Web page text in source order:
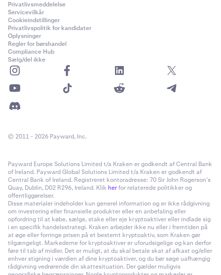
Privatlivsmeddelelse
Servicevilkår
Cookieindstillinger
Privatlivspolitik for kandidater
Oplysninger
Regler for børshandel
Compliance Hub
Sælg/del ikke
© 2011 - 2026 Payward, Inc.
Payward Europe Solutions Limited t/a Kraken er godkendt af Central Bank
of Ireland. Payward Global Solutions Limited t/a Kraken er godkendt af
Central Bank of Ireland. Registreret kontoradresse: 70 Sir John Rogerson’s
Quay, Dublin, D02 R296, Ireland. Klik herfor relaterede politikker og
offentliggørelser.
Disse materialer indeholder kun generel information og er ikke rådgivning
om investering eller finansielle produkter eller en anbefaling eller
opfordring til at købe, sælge, stake eller eje kryptoaktiver eller indlade sig
i en specifik handelsstrategi. Kraken arbejder ikke nu eller i fremtiden på
at øge eller forringe prisen på et bestemt kryptoaktiv, som Kraken gør
tilgængeligt. Markederne for kryptoaktiver er uforudsigelige og kan derfor
føre til tab af midler. Det er muligt, at du skal betale skat af afkast og/eller
enhver stigning i værdien af dine kryptoaktiver, og du bør søge uafhængig
rådgivning vedrørende din skattesituation. Der gælder muligvis